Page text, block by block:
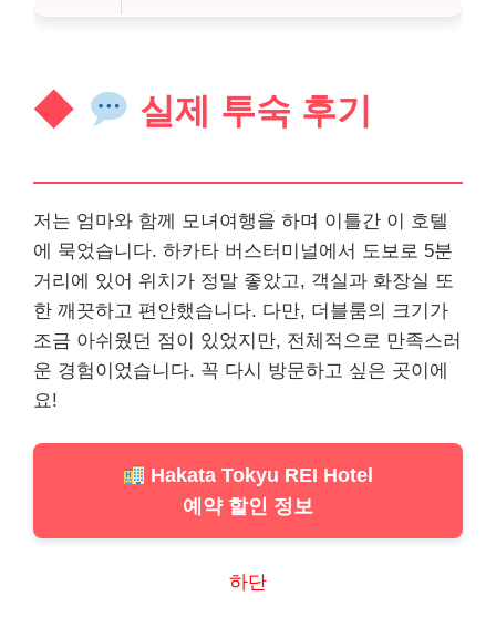
실제 투숙 후기
저는 엄마와 함께 모녀여행을 하며 이틀간 이 호텔
에 묵었습니다. 하카타 버스터미널에서 도보로 5분
거리에 있어 위치가 정말 좋았고, 객실과 화장실 또
한 깨끗하고 편안했습니다. 다만, 더블룸의 크기가
조금 아쉬웠던 점이 있었지만, 전체적으로 만족스러
운 경험이었습니다. 꼭 다시 방문하고 싶은 곳이에
요!
Hakata Tokyu REI Hotel
예약 할인 정보
하단